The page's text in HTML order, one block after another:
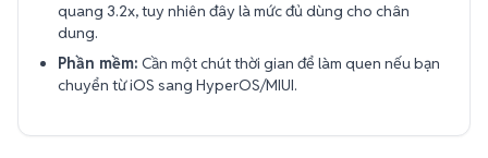
quang 3.2x, tuy nhiên đây là mức đủ dùng cho chân
dung.
Phần mềm: Cần một chút thời gian để làm quen nếu bạn
chuyển từ iOS sang HyperOS/MIUI.